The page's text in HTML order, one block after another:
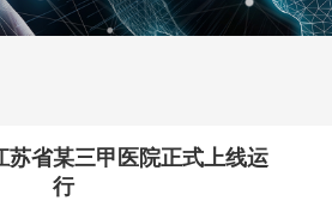
苏省某三甲医院正式上线运
行